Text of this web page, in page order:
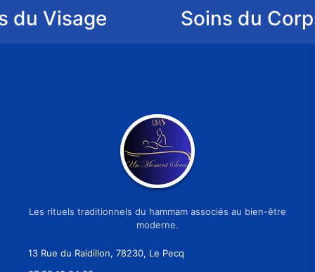
Soins du Corps
Les rituels traditionnels du hammam associés au bien-être
moderne.
13 Rue du Raidillon, 78230, Le Pecq